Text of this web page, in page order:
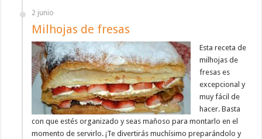
2 junio
Milhojas de fresas
Esta receta de
milhojas de
fresas es
excepcional y
muy fácil de
hacer. Basta
con que estés organizado y seas mañoso para montarlo en el
momento de servirlo. ¡Te divertirás muchísimo preparándolo y